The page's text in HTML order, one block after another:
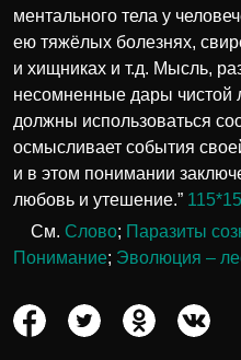
ментального тела у
ею тяжёлых болезнях,
и хищниках и т.д. Мысль,
несомненные дары чистой
должны использоваться
осмысливает события
и в этом понимании
любовь и утешение.”
См. Слово; Паразиты
Понимание; Эволюция –